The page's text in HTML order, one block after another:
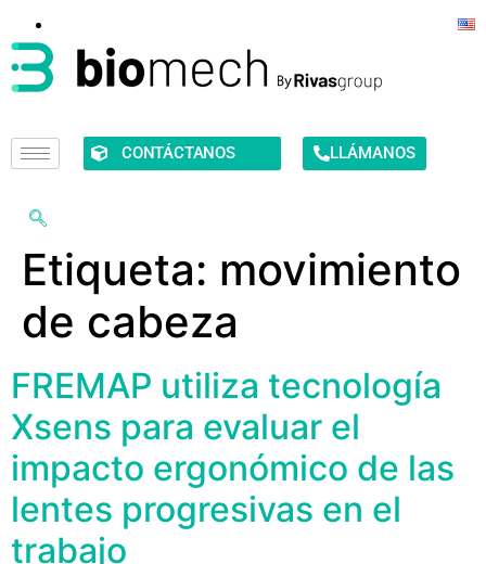
CONTÁCTANOS LLÁMANOS
Etiqueta: movimiento
de cabeza
FREMAP utiliza tecnología
Xsens para evaluar el
impacto ergonómico de las
lentes progresivas en el
trabajo